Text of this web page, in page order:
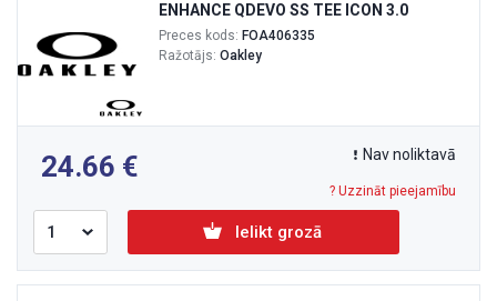
ENHANCE QDEVO SS TEE ICON 3.0
Preces kods: FOA406335
Ražotājs: Oakley
24.66 Nav noliktavā
? Uzzināt pieejamību
Ielikt grozā